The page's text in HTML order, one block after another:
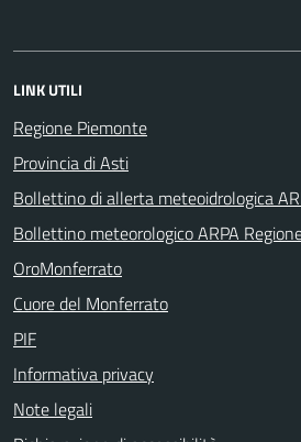
LINK UTILI
Regione Piemonte
Provincia di Asti
Bollettino di allerta meteoidrologica
Bollettino meteorologico ARPA
OroMonferrato
Cuore del Monferrato
PIF
Informativa privacy
Note legali